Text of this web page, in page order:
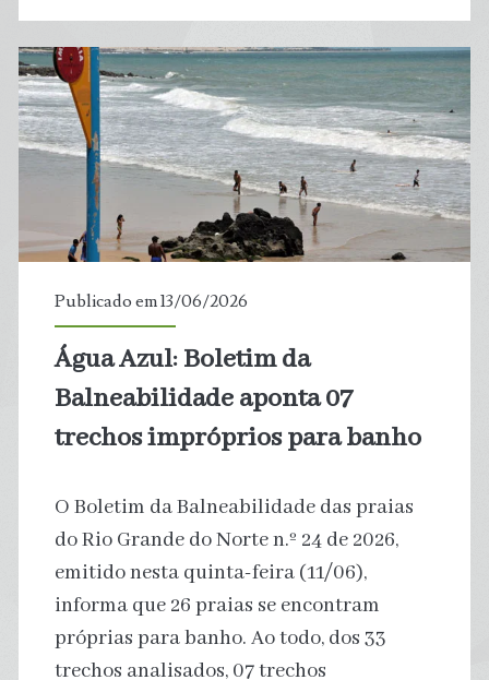
água
no
Brasil
poderia
77
Publicado em 13/06/2026
Água Azul: Boletim da
Balneabilidade aponta 07
trechos impróprios para banho
O Boletim da Balneabilidade das praias
do Rio Grande do Norte n.º 24 de 2026,
emitido nesta quinta-feira (11/06),
informa que 26 praias se encontram
próprias para banho. Ao todo, dos 33
trechos analisados, 07 trechos